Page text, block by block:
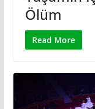
Ölüm
Read More